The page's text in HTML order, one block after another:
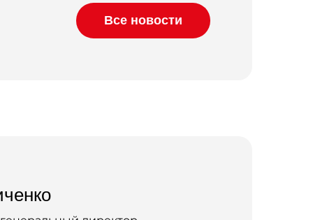
Все новости